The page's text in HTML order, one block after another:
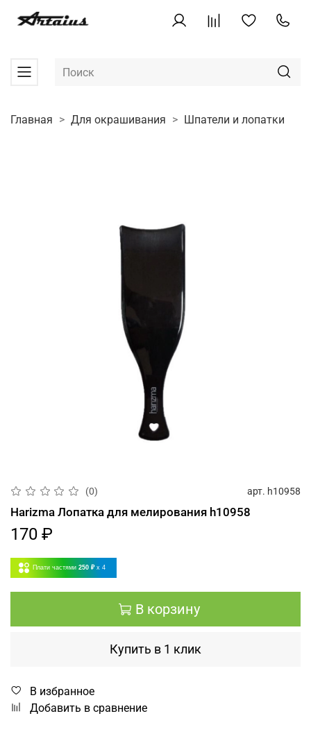
Главная Для окрашивания Шпатели и лопатки
(0) арт. h10958
Harizma Лопатка для мелирования h10958
170 ₽
Плати частями 250 ₽ x 4
В корзину
Купить в 1 клик
В избранное
Добавить в сравнение